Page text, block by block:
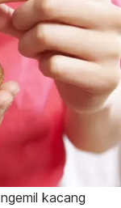
ngemil kacang